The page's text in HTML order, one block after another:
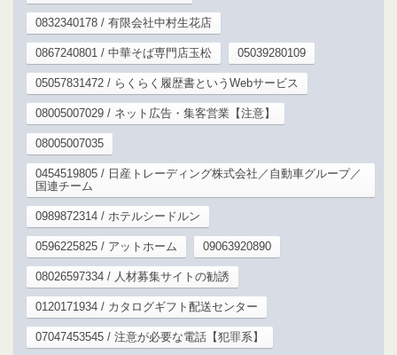
0832340178 / 有限会社中村生花店
0867240801 / 中華そば専門店玉松 05039280109
05057831472 / らくらく履歴書というWebサービス
08005007029 / ネット広告・集客営業【注意】
08005007035
0454519805 / 日産トレーディング株式会社／自動車グループ／
国連チーム
0989872314 / ホテルシードルン
0596225825 / アットホーム 09063920890
08026597334 / 人材募集サイトの勧誘
0120171934 / カタログギフト配送センター
07047453545 / 注意が必要な電話【犯罪系】